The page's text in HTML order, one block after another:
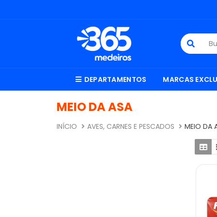
DEPARTAMENTOS MARCAS
MEIO DA ASA
INÍCIO AVES, CARNES E PESCADOS MEIO DA